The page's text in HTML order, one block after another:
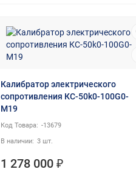
Калибратор электрического
сопротивления КС-50k0-100G0-
М19
-13679
3 шт.
1 278 000 ₽